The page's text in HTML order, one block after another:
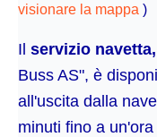
visionare la mappa )
Il servizio navetta,
Buss AS", è
all'uscita dalla
minuti fino a